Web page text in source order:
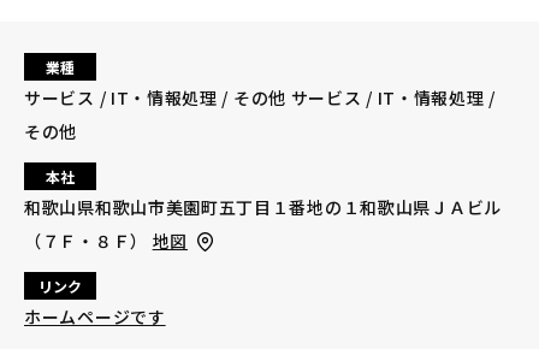
業種
サービス / IT・情報処理 / その他 サービス / IT・情報処理 /
その他
本社
和歌山県和歌山市美園町五丁目１番地の１和歌山県ＪＡビル
（７Ｆ・８Ｆ） 地図
リンク
ホームページです